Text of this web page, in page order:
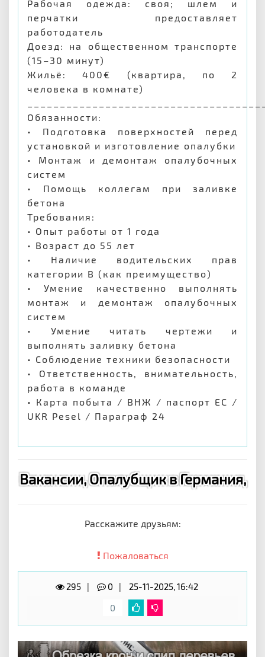
Рабочая одежда: своя; шлем и
перчатки предоставляет
работодатель
Доезд: на общественном транспорте
(15–30 минут)
Жильё: 400€ (квартира, по 2
человека в комнате)
Обязанности:
• Подготовка поверхностей перед
установкой и изготовление опалубки
• Монтаж и демонтаж опалубочных
систем
• Помощь коллегам при заливке
бетона
Требования:
• Опыт работы от 1 года
• Возраст до 55 лет
• Наличие водительских прав
категории B (как преимущество)
• Умение качественно выполнять
монтаж и демонтаж опалубочных
систем
• Умение читать чертежи и
выполнять заливку бетона
• Соблюдение техники безопасности
• Ответственность, внимательность,
работа в команде
• Карта побыта / ВНЖ / паспорт ЕС /
UKR Pesel / Параграф 24
Вакансии, Опалубщик в Германия,
Расскажите друзьям:
Пожаловаться
295 0
25-11-2025, 16:42
0